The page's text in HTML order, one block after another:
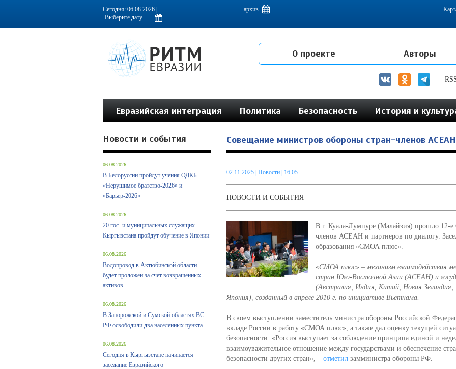
Информационно-аналитическое издание, посвященное актуальным проблемам интеграции на постсоветском пространстве
Сегодня: 06.08.2026 | архив
О проекте Авторы
Евразийская интеграция Политика Безопасность История и
Совещание министров обороны стран-членов
02.11.2025| Новости | 16.05
НОВОСТИ И СОБЫТИЯ
В г. Куала-Лумпуре (Малайзия) прошло 12-
членов АСЕАН и партнеров по диалогу.
образования «СМОА плюс».
«СМОА плюс» – механизм взаимодействия
стран Юго-Восточной Азии (АСЕАН) и
(Австралия, Индия, Китай, Новая
Япония), созданный в апреле 2010 г. по инициативе Вьетнама.
В своем выступлении заместитель министра обороны Российской
вкладе России в работу «СМОА плюс», а также дал оценку текущей
безопасности. «Россия выступает за соблюдение принципа единой и
взаимоуважительное отношение между государствами и обеспечение
безопасности других стран», – отметилзамминистра обороны РФ.
Новости и события
06.08.2026
В Белоруссии пройдут учения ОДКБ
«Нерушимое братство-2026» и
«Барьер-2026»
06.08.2026
20 гос- и муниципальных служащих
Кыргызстана пройдут обучение в Японии
06.08.2026
Водопровод в Актюбинской области
будет проложен за счет возвращенных
активов
06.08.2026
В Запорожской и Сумской областях ВС
РФ освободили два населенных пункта
06.08.2026
Сегодня в Кыргызстане начинается
заседание Евразийского